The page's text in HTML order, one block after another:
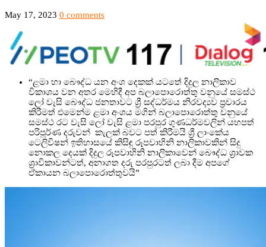
May 17, 2023 0 comments
“ළමා හා බෞද්ධ යන අංශ දෙකක් යටතේ දිදුල නාලිකාව
විකාශය වන අතර මෙහිදී අප බලාපොරොත්තු වනුයේ සමස්ථ
ලෝ වැසි බෞද්ධ ජනතාවට ශ්‍රී සද්ධර්මය නිරවද්‍යව ප්‍රචාරය
කිරීමත් එමෙන්ම ළමා අංශය මගින් බලාපොරොත්තු වනුයේ
සමස්ථ රට වැසි ලෝ වැසි ළමා පරපුර ගුණධර්මවලින් යහපත්
පරිපූර්ණ දරුවන් කැලක් බවට පත් කිරීමයි ශ්‍රී ලාංකේය
ටෙලිවිෂන් ඉතිහාසයේ කිසිඳු රූපවාහිනි නාලිකාවකින් සිදු
නොකල දෙයක් දිදුල රූපවාහිනි නාලිකාවෙන් බෞද්ධ ශ්‍රාවක
ශ්‍රාවිකාවන්ටත්, අනාගත දරු පරපුරටත් ලබා දීම අපගේ
ඒකායන බලාපොරොත්තුවයි”